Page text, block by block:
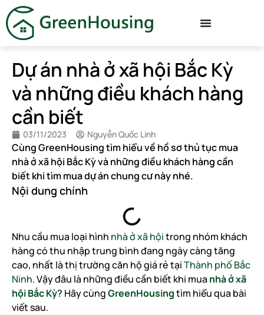
Dự án nhà ở xã hội Bắc Kỳ
và những điều khách hàng
cần biết
03/11/2023 Nguyễn Quốc Linh
Cùng GreenHousing tìm hiểu về hồ sơ thủ tục mua
nhà ở xã hội Bắc Kỳ và những điều khách hàng cần
biết khi tìm mua dự án chung cư này nhé.
Nội dung chính
Nhu cầu mua loại hình nhà ở xã hộitrong nhóm khách
hàng có thu nhập trung bình đang ngày càng tăng
cao, nhất là thị trường căn hộ giá rẻ tạiThành phố Bắc
Ninh. Vậy đâu là những điều cần biết khi mua nhà ở xã
hội Bắc Kỳ? Hãy cùngGreenHousingtìm hiểu qua bài
viết sau.